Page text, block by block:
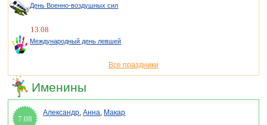
День Военно-воздушных сил
13.08
Международный день левшей
Все праздники
Именины
7.08
Александр,Анна, Макар